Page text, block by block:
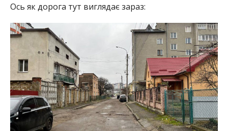
Ось як дорога тут виглядає зараз: